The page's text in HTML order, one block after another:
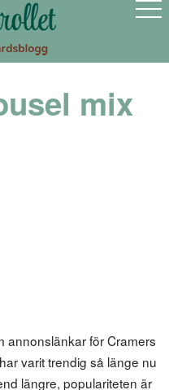
mix
annonslänkar för Cramers
varit trendig så länge nu
längre, populariteten är